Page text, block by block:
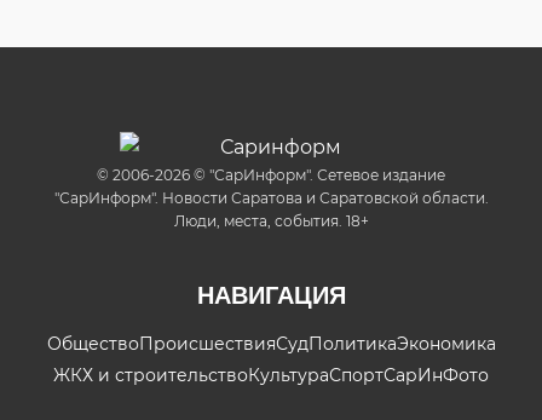
© 2006-2026 © "СарИнформ". Сетевое издание
"СарИнформ". Новости Саратова и Саратовской области.
Люди, места, события. 18+
НАВИГАЦИЯ
ОбществоПроисшествияСудПолитикаЭкономика
ЖКХ и строительствоКультураСпортСарИнФото